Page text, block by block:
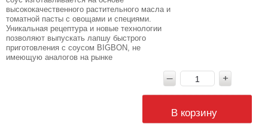
высококачественного растительного масла и
томатной пасты с овощами и специями.
Уникальная рецептура и новые технологии
позволяют выпускать лапшу быстрого
приготовления с соусом BIGBON, не
имеющую аналогов на рынке
В корзину